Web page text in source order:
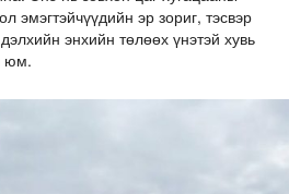
эмэгтэйчүүдийн эр зориг, тэсвэр
энхийн төлөөх үнэтэй хувь
юм.